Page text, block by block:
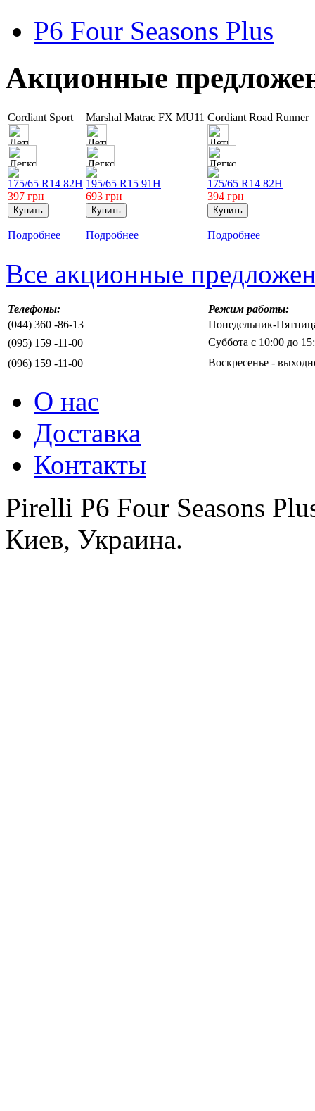
P6 Four Seasons Plus
Акционные
Cordiant Sport
175/65 R14 82H
397 грн
Подробнее
Marshal Matrac FX MU11
195/65 R15 91H
693 грн
Подробнее
Cordiant Road Runner
175/65 R14 82H
394 грн
Подробнее
Все акционные
Телефоны:
Режим работы:
(044) 360 -86-13
Понедельник-
(095) 159 -11-00
Суббота с 10:00 до
(096) 159 -11-00
Воскресенье -
О нас
Доставка
Контакты
Pirelli P6 Four Seasons
Киев, Украина.